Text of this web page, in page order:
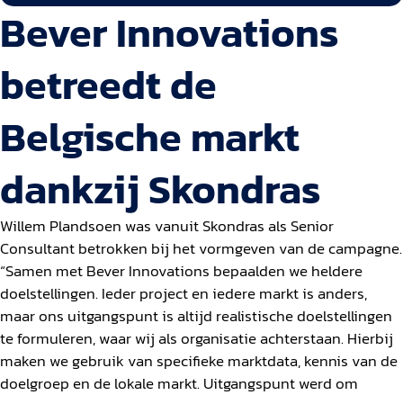
Bever Innovations
betreedt de
Belgische markt
dankzij Skondras
Willem Plandsoen was vanuit Skondras als Senior
Consultant betrokken bij het vormgeven van de campagne.
“Samen met Bever Innovations bepaalden we heldere
doelstellingen. Ieder project en iedere markt is anders,
maar ons uitgangspunt is altijd realistische doelstellingen
te formuleren, waar wij als organisatie achterstaan. Hierbij
maken we gebruik van specifieke marktdata, kennis van de
doelgroep en de lokale markt. Uitgangspunt werd om